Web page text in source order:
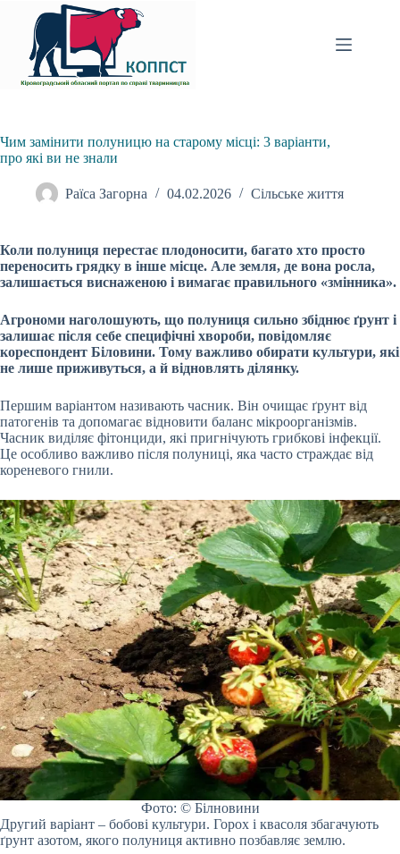
вмісту
Чим замінити полуницю на старому місці: 3 варіанти,
про які ви не знали
Раїса Загорна 04.02.2026 Сільське життя
Коли полуниця перестає плодоносити, багато хто просто
переносить грядку в інше місце. Але земля, де вона росла,
залишається виснаженою і вимагає правильного «змінника».
Агрономи наголошують, що полуниця сильно збіднює ґрунт і
залишає після себе специфічні хвороби, повідомляє
кореспондент Біловини. Тому важливо обирати культури, які
не лише приживуться, а й відновлять ділянку.
Першим варіантом називають часник. Він очищає ґрунт від
патогенів та допомагає відновити баланс мікроорганізмів.
Часник виділяє фітонциди, які пригнічують грибкові інфекції.
Це особливо важливо після полуниці, яка часто страждає від
кореневого гнили.
Фото: © Білновини
Другий варіант – бобові культури. Горох і квасоля збагачують
ґрунт азотом, якого полуниця активно позбавляє землю.